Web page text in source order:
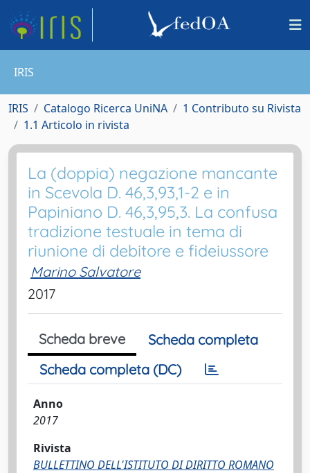
IRIS
IRIS Catalogo Ricerca UniNA
1 Contributo su Rivista
1.1 Articolo in rivista
La (doppia) negazione mancante
in Scevola D. 46,3,93,1-2 e in
Papiniano D. 46,3,95,3. La confusa
tradizione testuale in tema di
riunione di debitore e fideiussore
Marino Salvatore
2017
Scheda breve
Scheda completa
Scheda completa (DC)
Anno
2017
Rivista
BULLETTINO DELL'ISTITUTO DI DIRITTO ROMANO